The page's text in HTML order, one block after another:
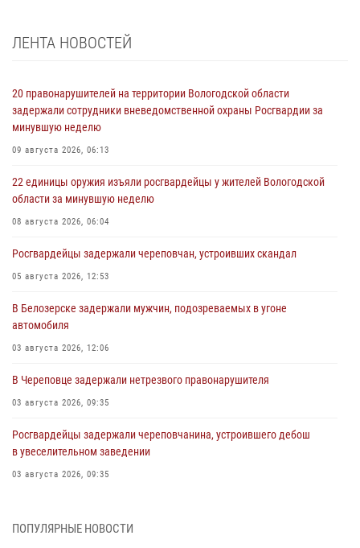
ЛЕНТА НОВОСТЕЙ
20 правонарушителей на территории Вологодской области
задержали сотрудники вневедомственной охраны Росгвардии за
минувшую неделю
09 августа 2026, 06:13
22 единицы оружия изъяли росгвардейцы у жителей Вологодской
области за минувшую неделю
08 августа 2026, 06:04
Росгвардейцы задержали череповчан, устроивших скандал
05 августа 2026, 12:53
В Белозерске задержали мужчин, подозреваемых в угоне
автомобиля
03 августа 2026, 12:06
В Череповце задержали нетрезвого правонарушителя
03 августа 2026, 09:35
Росгвардейцы задержали череповчанина, устроившего дебош
в увеселительном заведении
03 августа 2026, 09:35
товаров из магазина
ПОПУЛЯРНЫЕ НОВОСТИ